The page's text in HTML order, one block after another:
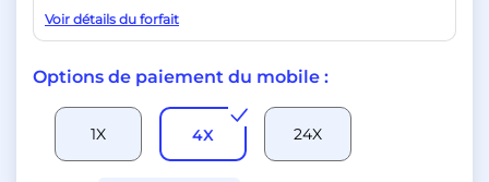
Voir détails du forfait
Options de paiement du mobile :
1X 4X 24X